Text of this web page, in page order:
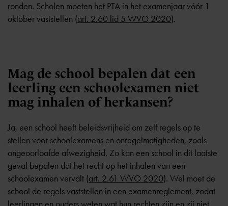
ronden. Scholen moeten het PTA in het examenjaar vóór 1
oktober vaststellen (art. 2.60 lid 5 WVO 2020).
Mag de school bepalen dat een
leerling een schoolexamen niet
mag inhalen of herkansen?
Ja, een school heeft beleidsvrijheid om zelf regels op te
stellen voor schoolexamens en onregelmatigheden, zoals
ongeoorloofde afwezigheid. Zo kan een school in dit laatste
geval bepalen dat het recht op het inhalen van een
schoolexamen vervalt (art. 2.61 WVO 2020). Wel moet de
school de regels vaststellen in een examenreglement, zodat